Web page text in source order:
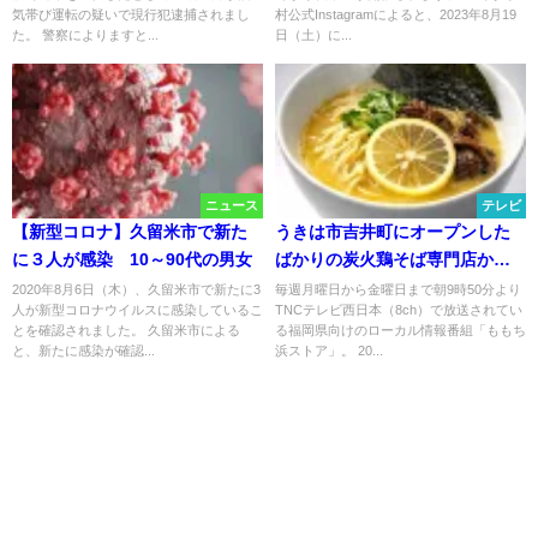
気帯び運転の疑いで現行犯逮捕されまし
た。 警察によりますと...
村公式Instagramによると、2023年8月19
日（土）に...
ニュース
【新型コロナ】久留米市で新た
に３人が感染 10～90代の男女
2020年8月6日（木）、久留米市で新たに3
人が新型コロナウイルスに感染しているこ
とを確認されました。 久留米市による
と、新たに感染が確認...
テレビ
うきは市吉井町にオープンした
ばかりの炭火鶏そば専門店から
お届け！「ももち浜ストア」3月
11日放送
毎週月曜日から金曜日まで朝9時50分より
TNCテレビ西日本（8ch）で放送されてい
る福岡県向けのローカル情報番組「ももち
浜ストア」。 20...